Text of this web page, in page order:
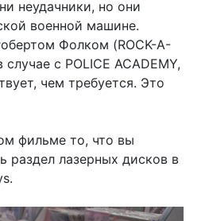
неудачники, но они
военной машине.
Фолком (ROCK-A-
с POLICE ACADEMY,
чем требуется. Это
фильме то, что вы
раздел лазерных дисков в